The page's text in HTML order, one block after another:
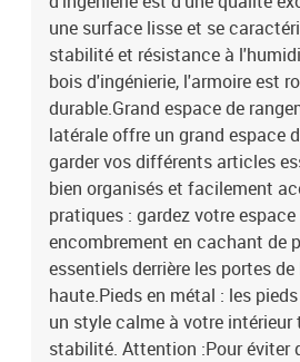
une surface lisse et se
stabilité et résistance à
bois d'ingénierie, l'armoire est
durable.Grand espace de
latérale offre un grand espace
garder vos différents articles
bien organisés et facilement
pratiques : gardez votre
encombrement en cachant de
essentiels derrière les portes
haute.Pieds en métal : les
un style calme à votre
stabilité. Attention :Pour éviter